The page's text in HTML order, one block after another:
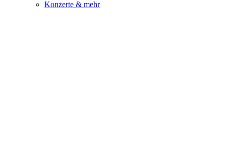
Konzerte & mehr